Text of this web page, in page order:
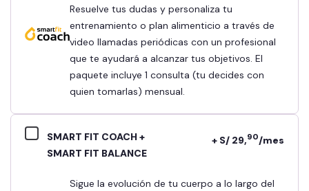
Resuelve tus dudas y personaliza tu
entrenamiento o plan alimenticio a través de
video llamadas periódicas con un profesional
que te ayudará a alcanzar tus objetivos. El
paquete incluye 1 consulta (tu decides con
quien tomarlas) mensual.
SMART FIT COACH +
SMART FIT BALANCE
+ S/ 29,90/mes
Sigue la evolución de tu cuerpo a lo largo del